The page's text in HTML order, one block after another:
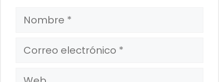
Nombre
Correo
electrónico
Web